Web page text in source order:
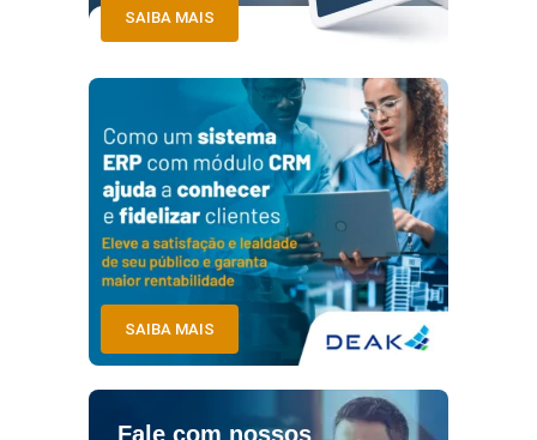
SAIBA MAIS
SAIBA MAIS
Fale com nossos